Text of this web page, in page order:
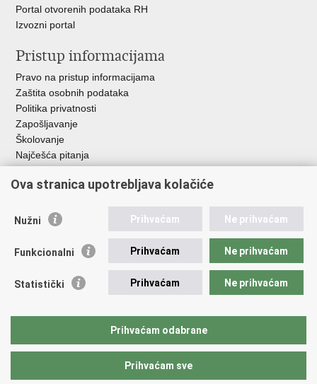
Portal otvorenih podataka RH
Izvozni portal
Pristup informacijama
Pravo na pristup informacijama
Zaštita osobnih podataka
Politika privatnosti
Zapošljavanje
Školovanje
Najčešća pitanja
Važne poveznice
EMN Nacionalna kontaktna točka za Republiku Hrvatsku
Policijska akademija
Zaklada policijske solidarnosti
Udruge
Ova stranica upotrebljava kolačiće
Nužni Prihvaćam Ne prihvaćam
Funkcionalni Prihvaćam Ne prihvaćam
Statistički Prihvaćam Ne prihvaćam
Prihvaćam odabrane
Prihvaćam sve